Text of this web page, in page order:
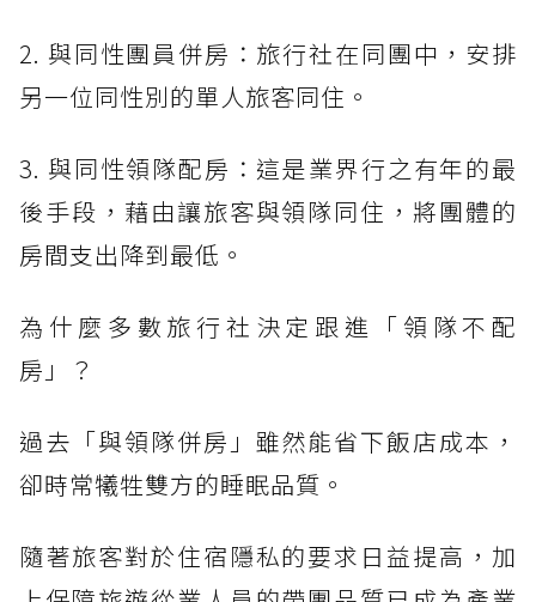
2. 與同性團員併房：旅行社在同團中，安排
另一位同性別的單人旅客同住。
3. 與同性領隊配房：這是業界行之有年的最
後手段，藉由讓旅客與領隊同住，將團體的
房間支出降到最低。
為什麼多數旅行社決定跟進「領隊不配
房」？
過去「與領隊併房」雖然能省下飯店成本，
卻時常犧牲雙方的睡眠品質。
隨著旅客對於住宿隱私的要求日益提高，加